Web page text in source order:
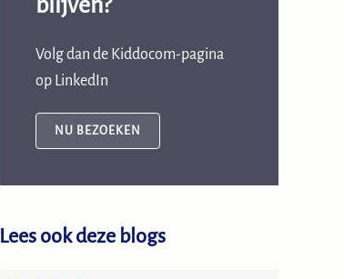
blijven?
Volg dan de Kiddocom-pagina
op LinkedIn
NU BEZOEKEN
Lees ook deze blogs